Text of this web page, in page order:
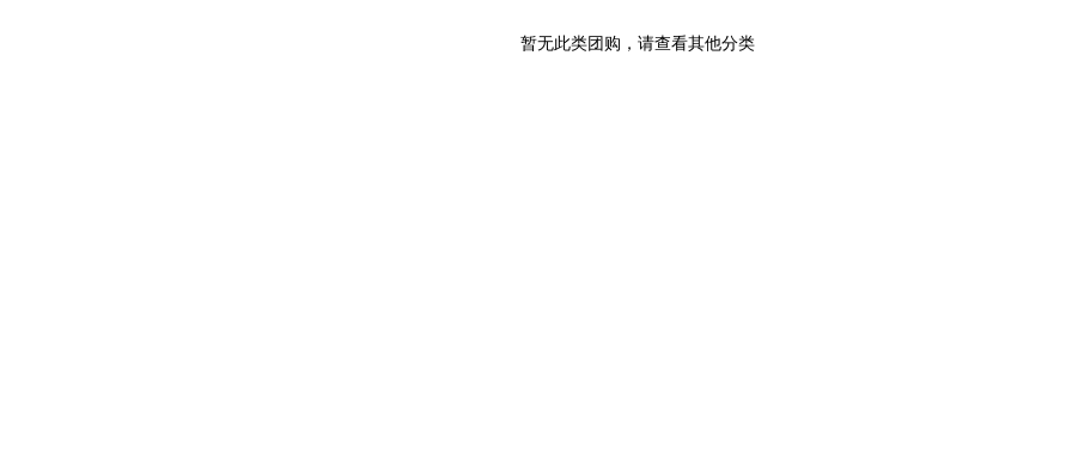
暂无此类团购，请查看其他分类